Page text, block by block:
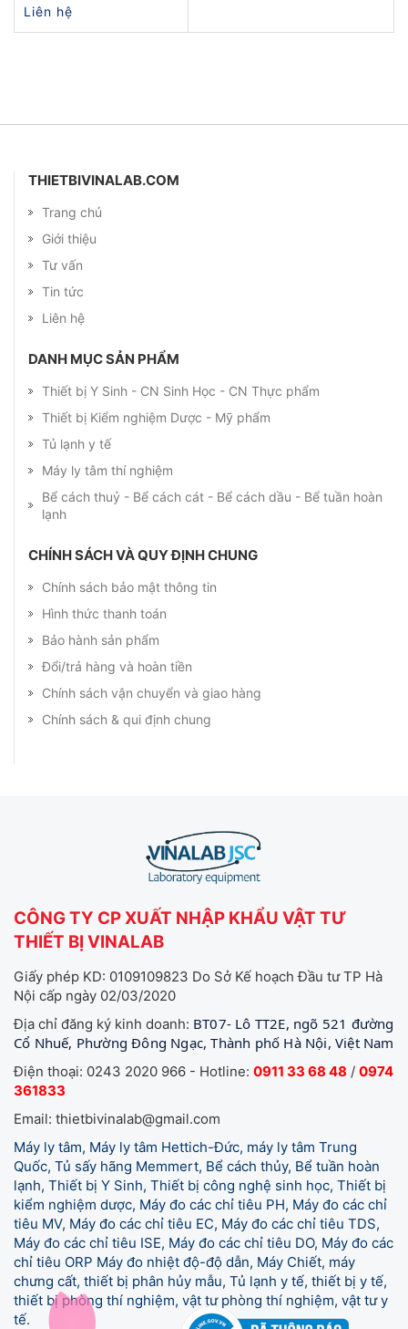
Liên hệ
THIETBIVINALAB.COM
Trang chủ
Giới thiệu
Tư vấn
Tin tức
Liên hệ
DANH MỤC SẢN PHẨM
Thiết bị Y Sinh - CN Sinh Học - CN Thực phẩm
Thiết bị Kiểm nghiệm Dược - Mỹ phẩm
Tủ lạnh y tế
Máy ly tâm thí nghiệm
Bể cách thuỷ - Bể cách cát - Bể cách dầu - Bể tuần hoàn
lạnh
CHÍNH SÁCH VÀ QUY ĐỊNH CHUNG
Chính sách bảo mật thông tin
Hình thức thanh toán
Bảo hành sản phẩm
Đổi/trả hàng và hoàn tiền
Chính sách vận chuyển và giao hàng
Chính sách & qui định chung
CÔNG TY CP XUẤT NHẬP KHẨU VẬT TƯ
THIẾT BỊ VINALAB
Giấy phép KD: 0109109823 Do Sở Kế hoạch Đầu tư TP Hà
Nội cấp ngày 02/03/2020
Địa chỉ đăng ký kinh doanh: BT07- Lô TT2E, ngõ 521 đường
Cổ Nhuế, Phường Đông Ngạc, Thành phố Hà Nội, Việt Nam
Điện thoại: 0243 2020 966 - Hotline: 0911 33 68 48 / 0974
361833
Email: thietbivinalab@gmail.com
Máy ly tâm, Máy ly tâm Hettich-Đức, máy ly tâm Trung
Quốc, Tủ sấy hãng Memmert, Bể cách thủy, Bể tuần hoàn
lạnh, Thiết bị Y Sinh, Thiết bị công nghệ sinh học, Thiết bị
kiểm nghiệm dược, Máy đo các chỉ tiêu PH, Máy đo các chỉ
tiêu MV, Máy đo các chỉ tiêu EC, Máy đo các chỉ tiêu TDS,
Máy đo các chỉ tiêu ISE, Máy đo các chỉ tiêu DO, Máy đo các
chỉ tiêu ORP Máy đo nhiệt độ-độ dẫn, Máy Chiết, máy
chưng cất, thiết bị phân hủy mẫu, Tủ lạnh y tế, thiết bị y tế,
thiết bị phòng thí nghiệm, vật tư phòng thí nghiệm, vật tư y
tế.